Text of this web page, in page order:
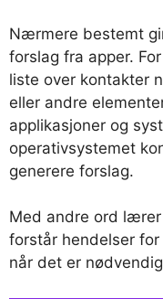
Nærmere bestemt
forslag fra apper.
liste over kontakter
eller andre
applikasjoner og
operativsystemet
generere forslag.
Med andre ord
forstår hendelser
når det er